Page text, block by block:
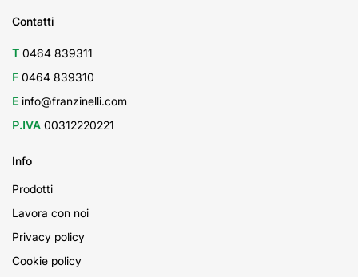
Contatti
T 0464 839311
F 0464 839310
E info@franzinelli.com
P.IVA 00312220221
Info
Prodotti
Lavora con noi
Privacy policy
Cookie policy